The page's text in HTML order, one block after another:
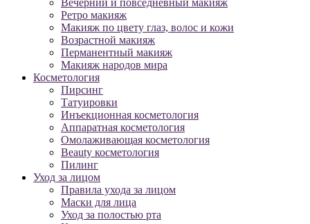
Вечерний и повседневный макияж
Ретро макияж
Макияж по цвету глаз, волос и кожи
Возрастной макияж
Перманентный макияж
Макияж народов мира
Косметология
Пирсинг
Татуировки
Инъекционная косметология
Аппаратная косметология
Омолаживающая косметология
Beauty косметология
Пилинг
Уход за лицом
Правила ухода за лицом
Маски для лица
Уход за полостью рта